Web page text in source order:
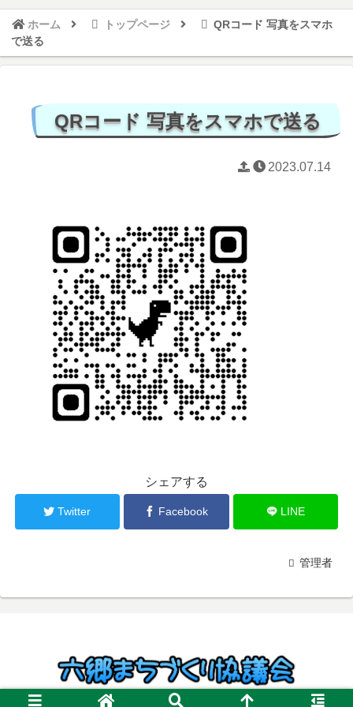
ホーム トップページ
QRコード 写真をスマホ
で送る
QRコード 写真をスマホで送る
2023.07.14
シェアする
Twitter Facebook LINE
管理者